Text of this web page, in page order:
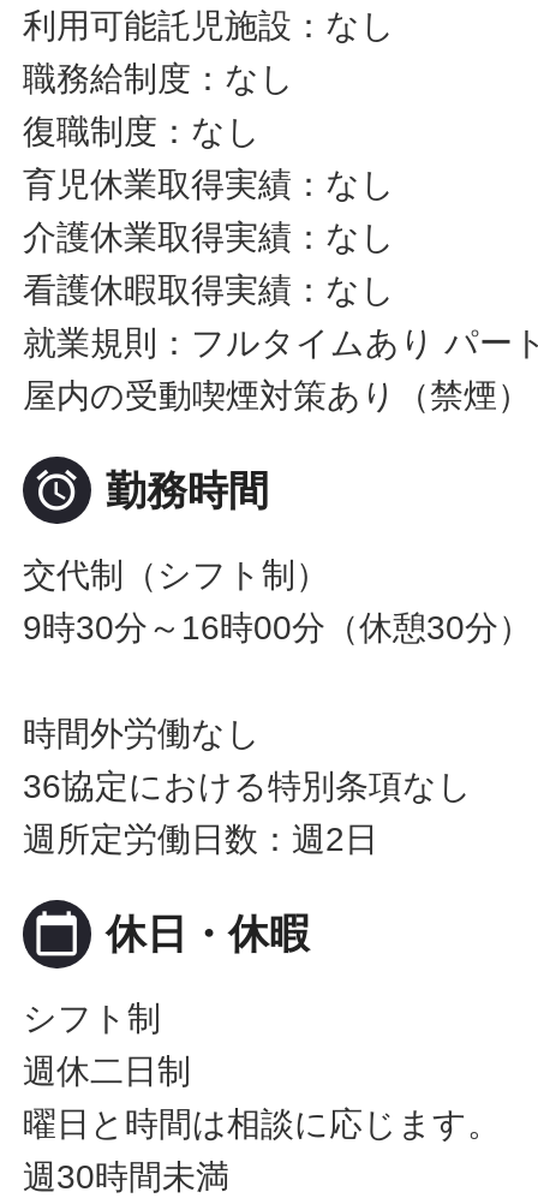
利用可能託児施設：なし
職務給制度：なし
復職制度：なし
育児休業取得実績：なし
介護休業取得実績：なし
看護休暇取得実績：なし
就業規則：フルタイムあり パー
屋内の受動喫煙対策あり（禁煙）
 勤務時間
交代制（シフト制）
9時30分～16時00分（休憩30分）
時間外労働なし
36協定における特別条項なし
週所定労働日数：週2日
calendar_today 休日・休暇
シフト制
週休二日制
曜日と時間は相談に応じます。
週30時間未満